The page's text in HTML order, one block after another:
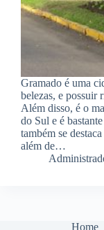
Gramado é uma
belezas, e possuir
Além disso, é o
do Sul e é
também se
além de…
Home